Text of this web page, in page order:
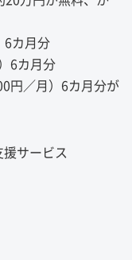
6カ月分
6カ月分
円／月）6カ月分が
サービス